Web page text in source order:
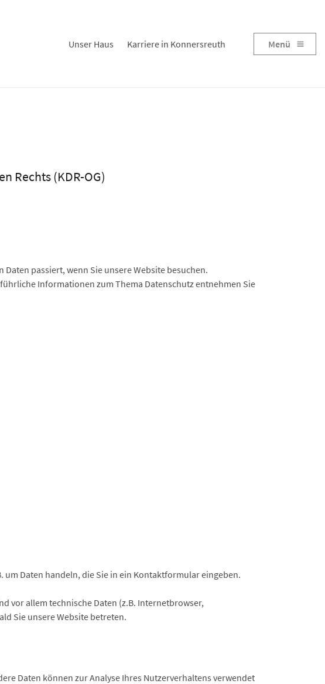
Unser Haus Karriere in Konnersreuth Menü
Rechts (KDR-OG)
passiert, wenn Sie unsere Website besuchen.
Informationen zum Thema Datenschutz entnehmen Sie
um Daten handeln, die Sie in ein Kontaktformular eingeben.
vor allem technische Daten (z.B. Internetbrowser,
Sie unsere Website betreten.
Daten können zur Analyse Ihres Nutzerverhaltens verwendet